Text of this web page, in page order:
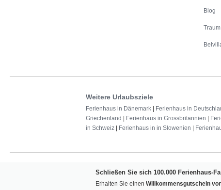
Blog
Weitere Urlaubsziele
Ferienhaus in Dänemark Ferienhaus in
Griechenland
Ferienhaus in Grossbritannien
in Schweiz
Ferienhaus in in Slowenien
Schließen Sie sich 100.000 Ferienhaus-
Erhalten Sie einen Willkommensgutschein